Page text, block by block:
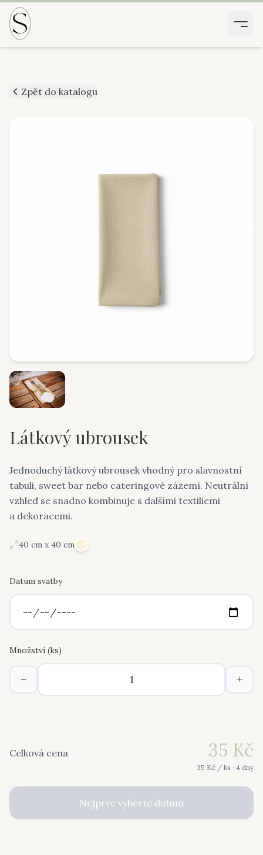
Zpět do katalogu
Látkový ubrousek
Jednoduchý látkový ubrousek vhodný pro slavnostní
tabuli, sweet bar nebo cateringové zázemí. Neutrální
vzhled se snadno kombinuje s dalšími textiliemi
a dekoracemi.
40 cm x 40 cm
Datum svatby
Množství (ks)
− +
Celková cena 35 Kč
35 Kč / ks · 4 dny
Nejprve vyberte datum